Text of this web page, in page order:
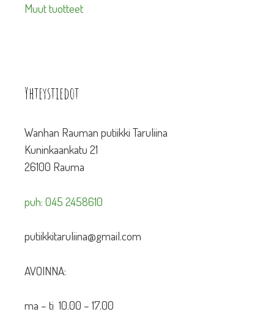
Muut tuotteet
Yhteystiedot
Wanhan Rauman putiikki Taruliina
Kuninkaankatu 21
26100 Rauma
puh: 045 2458610
putiikkitaruliina@gmail.com
AVOINNA:
ma – ti 10.00 – 17.00